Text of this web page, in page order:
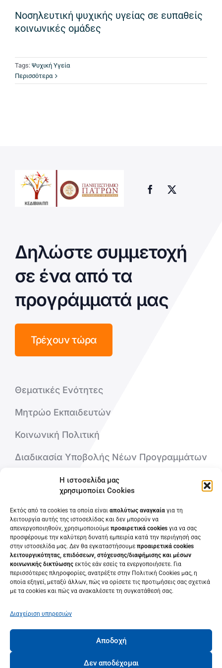
Η ιστοσελίδα μας
χρησιμοποίει Cookies
Εκτός από τα cookies τα οποία είναι απολύτως αναγκαία για τη
λειτουργία αυτής της ιστοσελίδας και δεν μπορούν να
απενεργοποιηθούν, χρησιμοποιούμε προαιρετικά cookies για να σας
προσφέρουμε την καλύτερη δυνατή εμπειρία κατά την περιήγησή σας
στην ιστοσελίδα μας. Δεν θα εγκαταστήσουμε προαιρετικά cookies
λειτουργικότητας, επιδόσεων, στόχευσης/διαφήμισης και μέσων
κοινωνικής δικτύωσης εκτός εάν εσείς τα ενεργοποιήσετε. Για
περισσότερες πληροφορίες, ανατρέξτε στην Πολιτική Cookies μας, η
οποία εξηγεί, μεταξύ άλλων, πώς να ορίσετε τις προτιμήσεις σας σχετικά
με τα cookies και πώς να ανακαλέσετε τη συγκατάθεσή σας.
Διαχείριση υπηρεσιών
Αποδοχή
Δεν αποδέχομαι
Νοσηλευτική ψυχικής υγείας σε ευπαθείς
κοινωνικές ομάδες
Tags: Ψυχική Υγεία
Περισσότερα
Δηλώστε συμμετοχή
σε ένα από τα
προγράμματά μας
Τρέχουν τώρα
Θεματικές Ενότητες
Μητρώο Εκπαιδευτών
Κοινωνική Πολιτική
Διαδικασία Υποβολής Νέων Προγραμμάτων
Ποιοι είμαστε
Επικοινωνήστε μαζί μας
Συχνές Ερωτήσεις
© 2022 • Κ.Ε.ΔΙ.ΒΙ.Μ. Πανεπιστημίου Πατρών• Πανεπιστήμιο